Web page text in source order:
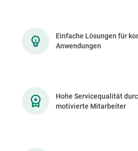
Einfache Lösungen für
Anwendungen
Hohe Servicequalität
motivierte Mitarbeiter